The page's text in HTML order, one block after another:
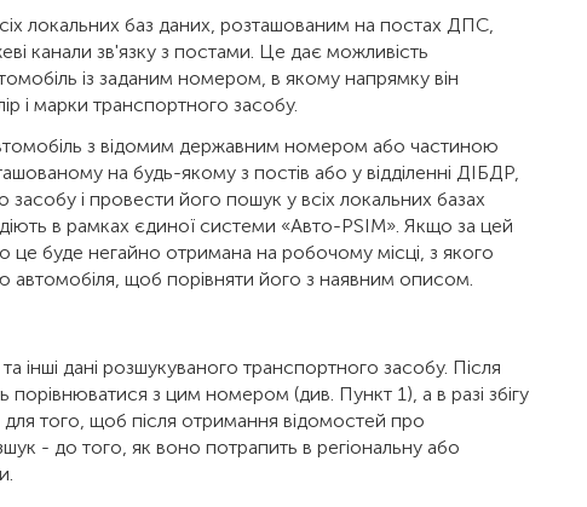
локальних баз даних, розташованим на постах ДПС,
канали зв'язку з постами. Це дає можливість
із заданим номером, в якому напрямку він
і марки транспортного засобу.
з відомим державним номером або частиною
на будь-якому з постів або у відділенні ДІБДР,
і провести його пошук у всіх локальних базах
в рамках єдиної системи «Авто-PSIM». Якщо за цей
буде негайно отримана на робочому місці, з якого
щоб порівняти його з наявним описом.
дані розшукуваного транспортного засобу. Після
з цим номером (див. Пункт 1), а в разі збігу
того, щоб після отримання відомостей про
- до того, як воно потрапить в регіональну або